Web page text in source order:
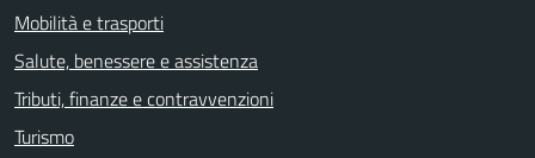
Mobilità e trasporti
Salute, benessere e assistenza
Tributi, finanze e contravvenzioni
Turismo